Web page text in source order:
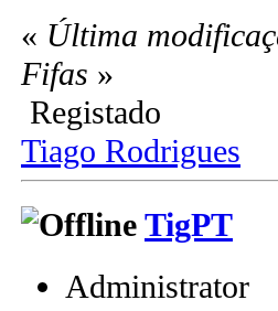
« Última
Fifas »
Registado
Tiago Rodrigues
TigPT
Administrator